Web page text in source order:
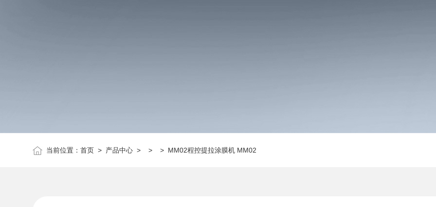
当前位置：首页 > 产品中心 > > > MM02程控提拉涂膜机 MM02